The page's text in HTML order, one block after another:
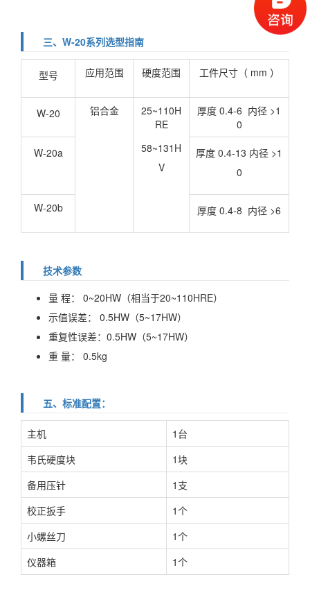
三、W-20系列选型指南
型号 应用范围 硬度范围 工件尺寸（ mm ）
W-20 铝合金
25~110H
RE
58~131H
V
厚度 0.4-6 内径 >1
0
W-20a
厚度 0.4-13 内径 >1
0
W-20b 厚度 0.4-8 内径 >6
技术参数
量 程： 0~20HW（相当于20~110HRE）
示值误差： 0.5HW（5~17HW）
重复性误差：0.5HW（5~17HW）
重 量： 0.5kg
五、标准配置：
主机
1台
韦氏硬度块
1块
备用压针
1支
校正扳手
1个
小螺丝刀
1个
仪器箱
1个